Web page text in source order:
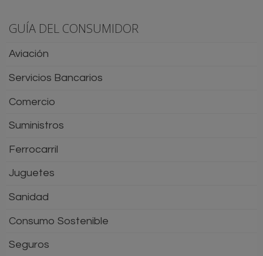
GUÍA DEL CONSUMIDOR
Aviación
Servicios Bancarios
Comercio
Suministros
Ferrocarril
Juguetes
Sanidad
Consumo Sostenible
Seguros